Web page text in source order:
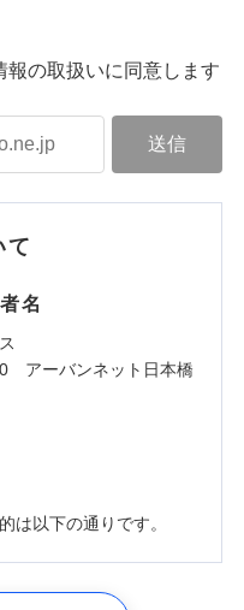
の取扱いに同意します
て
名
アーバンネット日本橋
は以下の通りです。